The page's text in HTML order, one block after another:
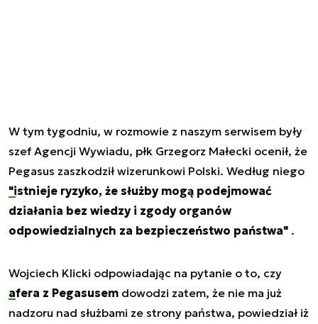
W tym tygodniu, w rozmowie z naszym serwisem były
szef Agencji Wywiadu, płk Grzegorz Małecki ocenił, że
Pegasus zaszkodził wizerunkowi Polski. Według niego
"istnieje ryzyko, że służby mogą podejmować
działania bez wiedzy i zgody organów
odpowiedzialnych za bezpieczeństwo państwa" .
Wojciech Klicki odpowiadając na pytanie o to, czy
afera z Pegasusem dowodzi zatem, że nie ma już
nadzoru nad służbami ze strony państwa, powiedział iż